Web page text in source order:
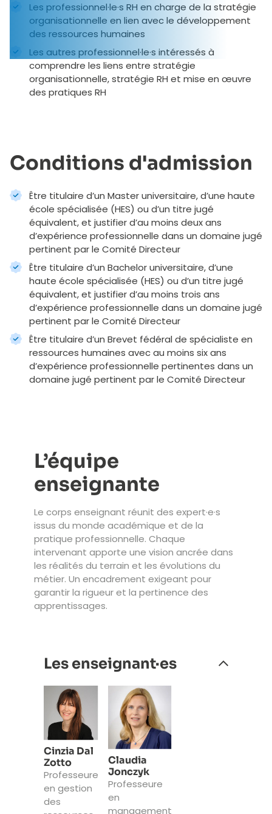
Les professionnel·le·s RH en charge de la stratégie
organisationnelle en lien avec le développement
des ressources humaines
Les autres professionnel·le·s intéressés à
comprendre les liens entre stratégie
organisationnelle, stratégie RH et mise en œuvre
des pratiques RH
Conditions d'admission
Être titulaire d’un Master universitaire, d’une haute
école spécialisée (HES) ou d’un titre jugé
équivalent, et justifier d’au moins deux ans
d’expérience professionnelle dans un domaine jugé
pertinent par le Comité Directeur
Être titulaire d’un Bachelor universitaire, d’une
haute école spécialisée (HES) ou d’un titre jugé
équivalent, et justifier d’au moins trois ans
d’expérience professionnelle dans un domaine jugé
pertinent par le Comité Directeur
Être titulaire d’un Brevet fédéral de spécialiste en
ressources humaines avec au moins six ans
d’expérience professionnelle pertinentes dans un
domaine jugé pertinent par le Comité Directeur
L’équipe
enseignante
Le corps enseignant réunit des expert·e·s
issus du monde académique et de la
pratique professionnelle. Chaque
intervenant apporte une vision ancrée dans
les réalités du terrain et les évolutions du
métier. Un encadrement exigeant pour
garantir la rigueur et la pertinence des
apprentissages.
Les enseignant·es
Cinzia Dal
Zotto
Professeure
en gestion
des
Claudia
Jonczyk
Professeure
en
management